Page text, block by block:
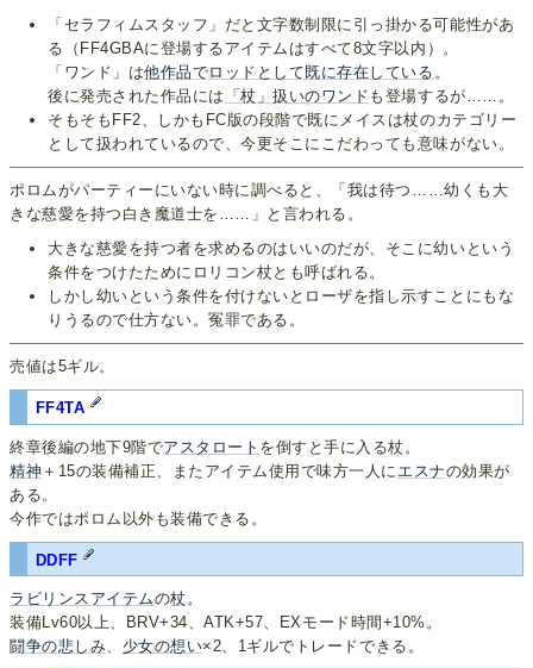
「セラフィムスタッフ」だと文字数制限に引っ掛かる可能性があ
る（FF4GBAに登場するアイテムはすべて8文字以内）。
「ワンド」は他作品でロッドとして既に存在している 。
後に発売された作品には 「杖」扱いのワンド も登場するが……。
そもそもFF2、しかもFC版の段階で既にメイスは杖のカテゴリー
として扱われているので、今更そこにこだわっても意味がない。
ポロムがパーティーにいない時に調べると、「我は待つ……幼くも大
きな慈愛を持つ白き魔道士を……」と言われる。
大きな慈愛を持つ者を求めるのはいいのだが、そこに幼いという
条件をつけたためにロリコン杖とも呼ばれる。
しかし幼いという条件を付けないとローザを指し示すことにもな
りうるので仕方ない。冤罪である。
売値は5ギル。
FF4TA
終章後編の地下9階でアスタロート を倒すと手に入る杖。
精神 ＋15の装備補正、またアイテム使用で味方一人に エスナの効果が
ある。
今作ではポロム以外も装備できる。
DDFF
ラビリンスアイテムの杖 。
装備Lv60以上、BRV+34、ATK+57、EXモード時間+10%。
闘争の悲しみ
少女の想い×2、1ギルでトレードできる。